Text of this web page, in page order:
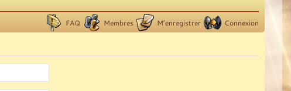
FAQ Membres M’enregistrer Connexion